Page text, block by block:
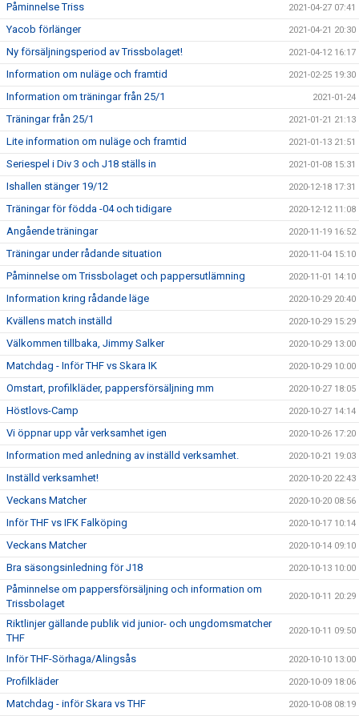
Påminnelse Triss 2021-04-27 07:41
Yacob förlänger 2021-04-21 20:30
Ny försäljningsperiod av Trissbolaget! 2021-04-12 16:17
Information om nuläge och framtid 2021-02-25 19:30
Information om träningar från 25/1 2021-01-24
Träningar från 25/1 2021-01-21 21:13
Lite information om nuläge och framtid 2021-01-13 21:51
Seriespel i Div 3 och J18 ställs in 2021-01-08 15:31
Ishallen stänger 19/12 2020-12-18 17:31
Träningar för födda -04 och tidigare 2020-12-12 11:08
Angående träningar 2020-11-19 16:52
Träningar under rådande situation 2020-11-04 15:10
Påminnelse om Trissbolaget och pappersutlämning 2020-11-01 14:10
Information kring rådande läge 2020-10-29 20:40
Kvällens match inställd 2020-10-29 15:29
Välkommen tillbaka, Jimmy Salker 2020-10-29 13:00
Matchdag - Inför THF vs Skara IK 2020-10-29 10:00
Omstart, profilkläder, pappersförsäljning mm 2020-10-27 18:05
Höstlovs-Camp 2020-10-27 14:14
Vi öppnar upp vår verksamhet igen 2020-10-26 17:20
Information med anledning av inställd verksamhet. 2020-10-21 19:03
Inställd verksamhet! 2020-10-20 22:43
Veckans Matcher 2020-10-20 08:56
Inför THF vs IFK Falköping 2020-10-17 10:14
Veckans Matcher 2020-10-14 09:10
Bra säsongsinledning för J18 2020-10-13 10:00
Påminnelse om pappersförsäljning och information om
Trissbolaget
2020-10-11 20:29
Riktlinjer gällande publik vid junior- och ungdomsmatcher
THF
2020-10-11 09:50
Inför THF-Sörhaga/Alingsås 2020-10-10 13:00
Profilkläder 2020-10-09 18:06
Matchdag - inför Skara vs THF 2020-10-08 08:19